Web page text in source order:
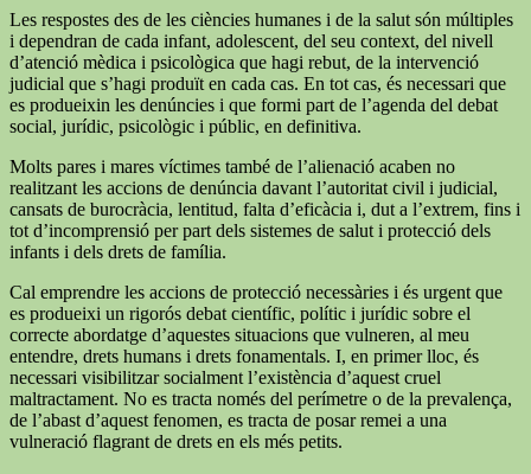
Les respostes des de les ciències humanes i de la salut són múltiples
i dependran de cada infant, adolescent, del seu context, del nivell
d’atenció mèdica i psicològica que hagi rebut, de la intervenció
judicial que s’hagi produït en cada cas. En tot cas, és necessari que
es produeixin les denúncies i que formi part de l’agenda del debat
social, jurídic, psicològic i públic, en definitiva.
Molts pares i mares víctimes també de l’alienació acaben no
realitzant les accions de denúncia davant l’autoritat civil i judicial,
cansats de burocràcia, lentitud, falta d’eficàcia i, dut a l’extrem, fins i
tot d’incomprensió per part dels sistemes de salut i protecció dels
infants i dels drets de família.
Cal emprendre les accions de protecció necessàries i és urgent que
es produeixi un rigorós debat científic, polític i jurídic sobre el
correcte abordatge d’aquestes situacions que vulneren, al meu
entendre, drets humans i drets fonamentals. I, en primer lloc, és
necessari visibilitzar socialment l’existència d’aquest cruel
maltractament. No es tracta només del perímetre o de la prevalença,
de l’abast d’aquest fenomen, es tracta de posar remei a una
vulneració flagrant de drets en els més petits.